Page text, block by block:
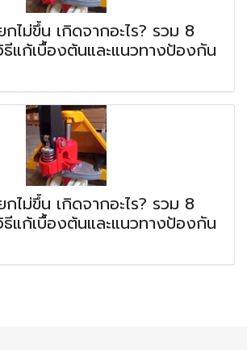
ไม่ขึ้น เกิดจากอะไร? รวม 8
แก้เบื้องต้นและแนวทางป้องกัน
ไม่ขึ้น เกิดจากอะไร? รวม 8
แก้เบื้องต้นและแนวทางป้องกัน